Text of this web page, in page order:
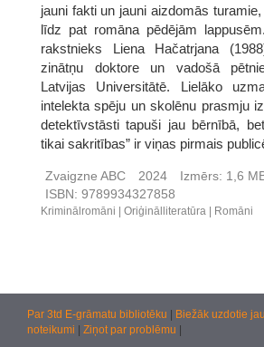
jauni fakti un jauni aizdomās
līdz pat romāna pēdējām
rakstnieks Liena Hačatrjana
zinātņu doktore un vadošā
Latvijas Universitātē. Lielāko
intelekta spēju un skolēnu prasmju
detektīvstāsti tapuši jau bērnībā,
tikai sakritības” ir viņas pirmais
Zvaigzne ABC 2024 Izmērs: 1,6
ISBN: 9789934327858
Kriminālromāni Oriģinālliteratūra Romāni
Par 3td E-grāmatu bibliotēku Biežāk uzdotie
noteikumi
Ziņot par problēmu